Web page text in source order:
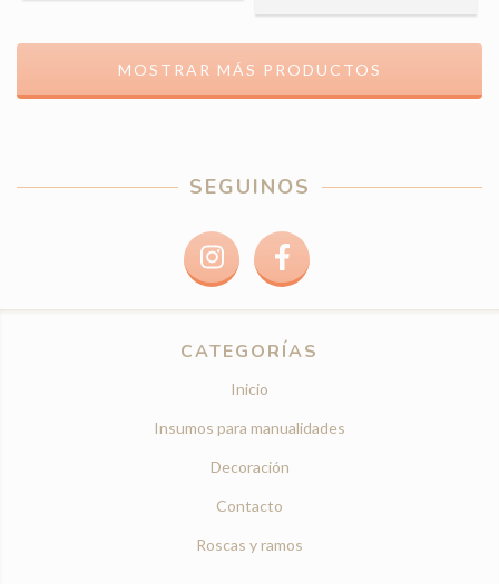
MOSTRAR MÁS PRODUCTOS
SEGUINOS
CATEGORÍAS
Inicio
Insumos para manualidades
Decoración
Contacto
Roscas y ramos